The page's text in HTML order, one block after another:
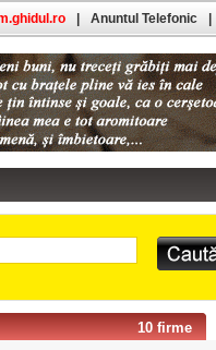
10 firme
Anuntul Telefonic